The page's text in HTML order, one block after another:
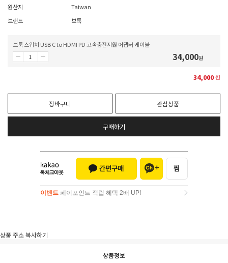
원산지
Taiwan
브랜드
브룩
브룩 스위치 USB C to HDMI PD 고속충전지원 어댑터 케이블
34,000원
34,000원
장바구니 관심상품
구매하기
이벤트 페이포인트 적립 혜택 2배 UP!
상품 주소 복사하기
상품정보